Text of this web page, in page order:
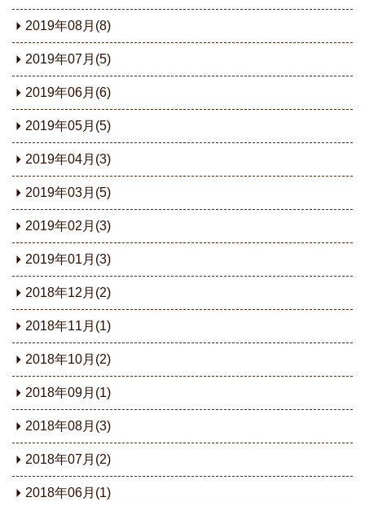
2019年08月(8)
2019年07月(5)
2019年06月(6)
2019年05月(5)
2019年04月(3)
2019年03月(5)
2019年02月(3)
2019年01月(3)
2018年12月(2)
2018年11月(1)
2018年10月(2)
2018年09月(1)
2018年08月(3)
2018年07月(2)
2018年06月(1)